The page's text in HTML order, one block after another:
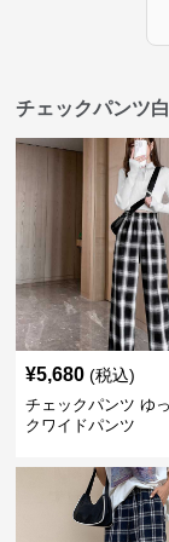
チェックパンツ
¥5,680 (税込)
チェックパンツ ゆ
クワイドパンツ